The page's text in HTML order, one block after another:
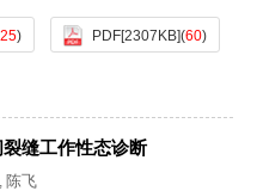
) PDF[2307KB](60)
缝工作性态诊断
, 陈飞